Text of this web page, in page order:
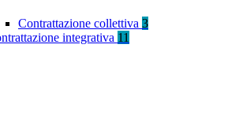
Contrattazione collettiva 3
integrativa 11